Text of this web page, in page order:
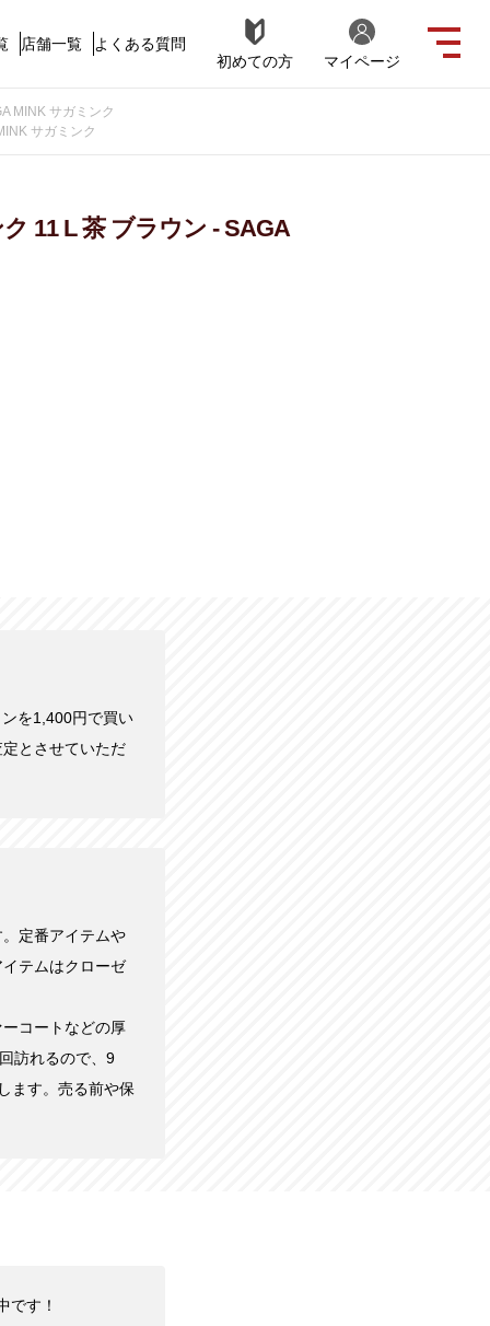
店舗一覧
よくある質問
初めての方
マイページ
MINK サガミンク
サガミンク
11 L 茶 ブラウン - SAGA
を1,400円で買い
とさせていただ
定番アイテムや
テムはクローゼ
コートなどの厚
訪れるので、9
ます。売る前や保
です！